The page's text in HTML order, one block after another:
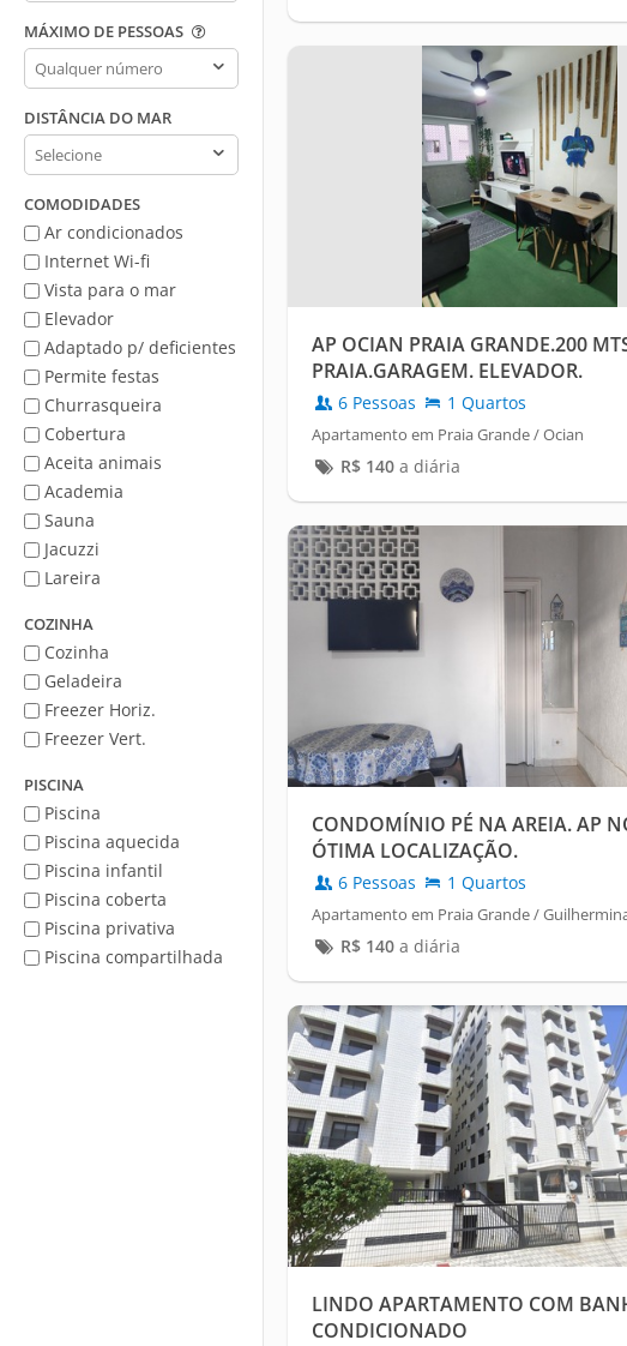
MÁXIMO DE PESSOAS
Máximo
de
pessoas
DISTÂNCIA DO MAR
Distância
do
Mar
COMODIDADES
Ar condicionados
Internet Wi-fi
Vista para o mar
Elevador
Adaptado p/ deficientes
Permite festas
Churrasqueira
Cobertura
Aceita animais
Academia
Sauna
Jacuzzi
Lareira
COZINHA
Cozinha
Geladeira
Freezer Horiz.
Freezer Vert.
PISCINA
Piscina
Piscina aquecida
Piscina infantil
Piscina coberta
Piscina privativa
Piscina compartilhada
AP OCIAN PRAIA GRANDE.200
PRAIA.GARAGEM. ELEVADOR.
6 Pessoas 1 Quartos
Apartamento em Praia Grande / Ocian
R$ 140a diária
CONDOMÍNIO PÉ NA AREIA. AP
ÓTIMA LOCALIZAÇÃO.
6 Pessoas 1 Quartos
Apartamento em Praia Grande /
R$ 140a diária
LINDO APARTAMENTO COM
CONDICIONADO